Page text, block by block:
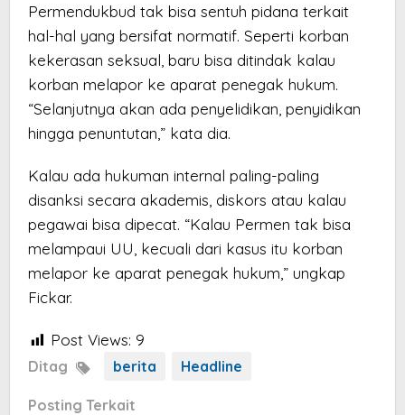
Permendukbud tak bisa sentuh pidana terkait
hal-hal yang bersifat normatif. Seperti korban
kekerasan seksual, baru bisa ditindak kalau
korban melapor ke aparat penegak hukum.
“Selanjutnya akan ada penyelidikan, penyidikan
hingga penuntutan,” kata dia.
Kalau ada hukuman internal paling-paling
disanksi secara akademis, diskors atau kalau
pegawai bisa dipecat. “Kalau Permen tak bisa
melampaui UU, kecuali dari kasus itu korban
melapor ke aparat penegak hukum,” ungkap
Fickar.
Post Views: 9
Ditag berita Headline
Posting Terkait